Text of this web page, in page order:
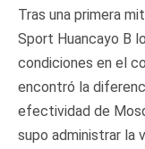
Tras una primera
Sport Huancayo B
condiciones en el
encontró la
efectividad de
supo administrar la